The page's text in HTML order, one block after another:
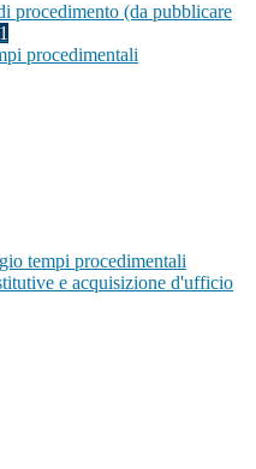
procedimento (da pubblicare
1
procedimentali
tempi procedimentali
e acquisizione d'ufficio